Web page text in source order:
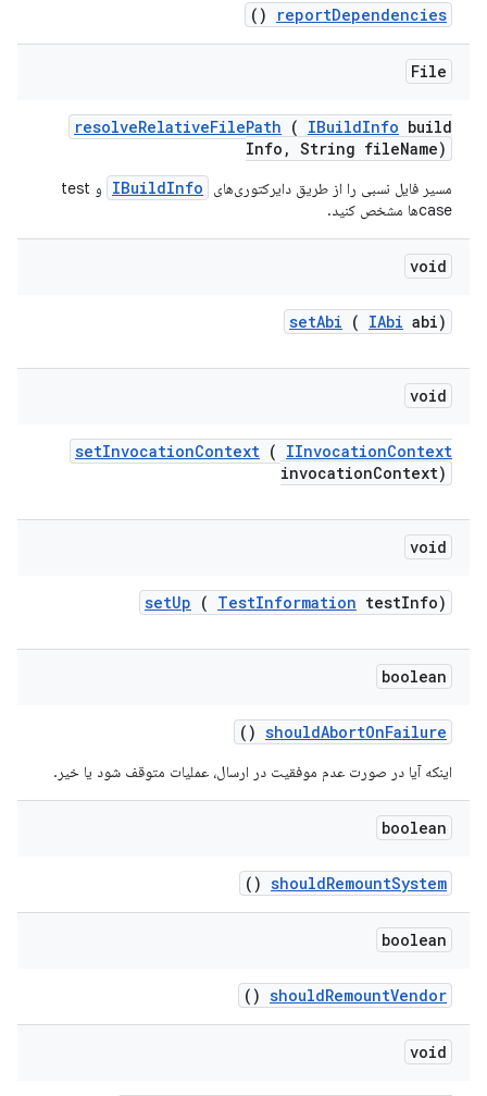
reportDependencies
()
File
resolveRelativeFilePath ( IBuildInfo build
Info , String fileName)
مسیر فایل نسبی را از طریق دایرکتوری‌های IBuildInfo
و test
caseها مشخص کنید.
void
setAbi ( IAbi abi)
void
setInvocationContext ( IInvocationContext
invocationContext)
void
setUp ( TestInformation testInfo)
boolean
shouldAbortOnFailure
()
اینکه آیا در صورت عدم موفقیت در ارسال، عملیات متوقف شود یا خیر.
boolean
shouldRemountSystem
()
boolean
shouldRemountVendor
()
void